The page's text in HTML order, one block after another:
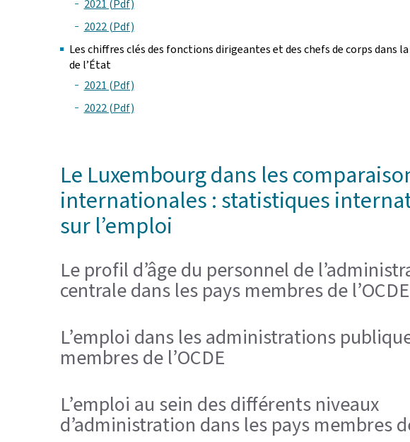
2021 (Pdf)
2022 (Pdf)
Les chiffres clés des fonctions dirigeantes et des chefs de corps dans
de l’État
2021 (Pdf)
2022 (Pdf)
Le Luxembourg dans les
internationales : statistiques
sur l’emploi
Le profil d’âge du personnel de
centrale dans les pays membres de l’OCDE
L’emploi dans les administrations
membres de l’OCDE
L’emploi au sein des différents niveaux
d’administration dans les pays membres